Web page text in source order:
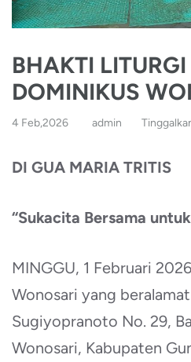
BHAKTI
DOMINIKUS
4 Feb,2026 admin
DI GUA MARIA TRITIS
“Sukacita Bersama
MINGGU, 1 Februari
Wonosari yang
Sugiyopranoto No. 29,
Wonosari, Kabupaten